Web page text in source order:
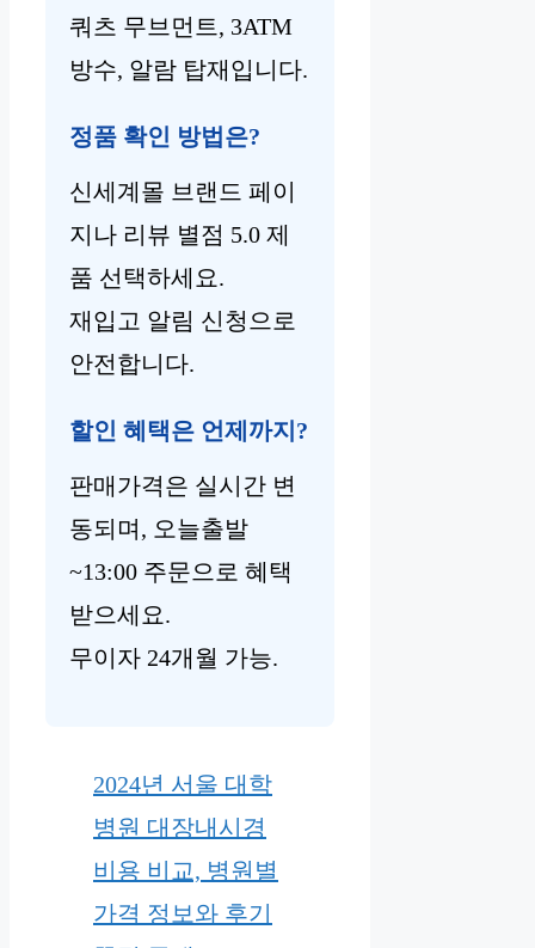
쿼츠 무브먼트, 3ATM
방수, 알람 탑재입니다.
정품 확인 방법은?
신세계몰 브랜드 페이
지나 리뷰 별점 5.0 제
품 선택하세요.
재입고 알림 신청으로
안전합니다.
할인 혜택은 언제까지?
판매가격은 실시간 변
동되며, 오늘출발
~13:00 주문으로 혜택
받으세요.
무이자 24개월 가능.
2024년 서울 대학
병원 대장내시경
비용 비교, 병원별
가격 정보와 후기